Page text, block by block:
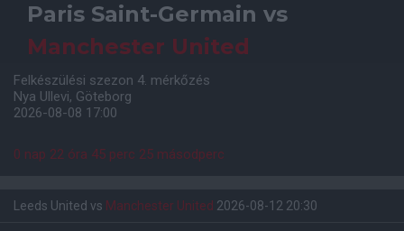
Paris Saint-Germain vs
Manchester United
Felkészülési szezon 4. mérkőzés
Nya Ullevi, Göteborg
2026-08-08 17:00
0 nap 22 óra 45 perc 25 másodperc
Leeds United vs Manchester United 2026-08-12 20:30